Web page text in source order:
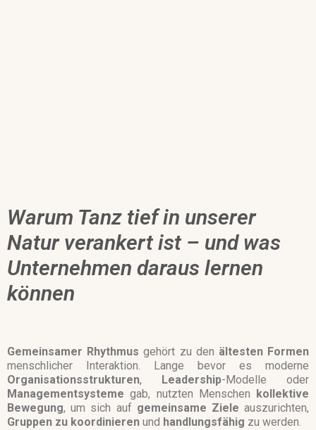
Warum Tanz tief in unserer
Natur verankert ist – und was
Unternehmen daraus lernen
können
Gemeinsamer Rhythmus gehört zu den ältesten Formen
menschlicher Interaktion. Lange bevor es moderne
Organisationsstrukturen, Leadership-Modelle oder
Managementsysteme gab, nutzten Menschen
kollektive
Bewegung, um sich auf gemeinsame Ziele auszurichten,
Gruppen zu koordinieren und handlungsfähig zu werden.